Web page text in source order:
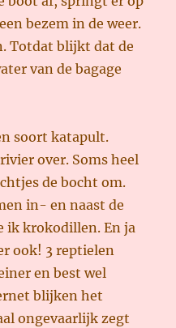
bezem in de weer.
Totdat blijkt dat de
van de bagage
soort katapult.
over. Soms heel
de bocht om.
in- en naast de
ik krokodillen. En ja
ook! 3 reptielen
en best wel
blijken het
ongevaarlijk zegt